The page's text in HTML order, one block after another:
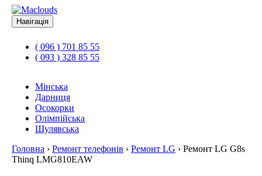
Навігація
( 096 ) 701 85 55
( 093 ) 328 85 55
Мінська
Дарниця
Осокорки
Олімпійська
Шулявська
Головна › Ремонт телефонів › Ремонт LG › Ремонт LG G8s
Thinq LMG810EAW